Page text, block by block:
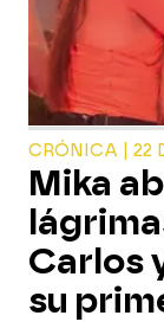
CRÓNICA | 22
Mika
Carlos
su